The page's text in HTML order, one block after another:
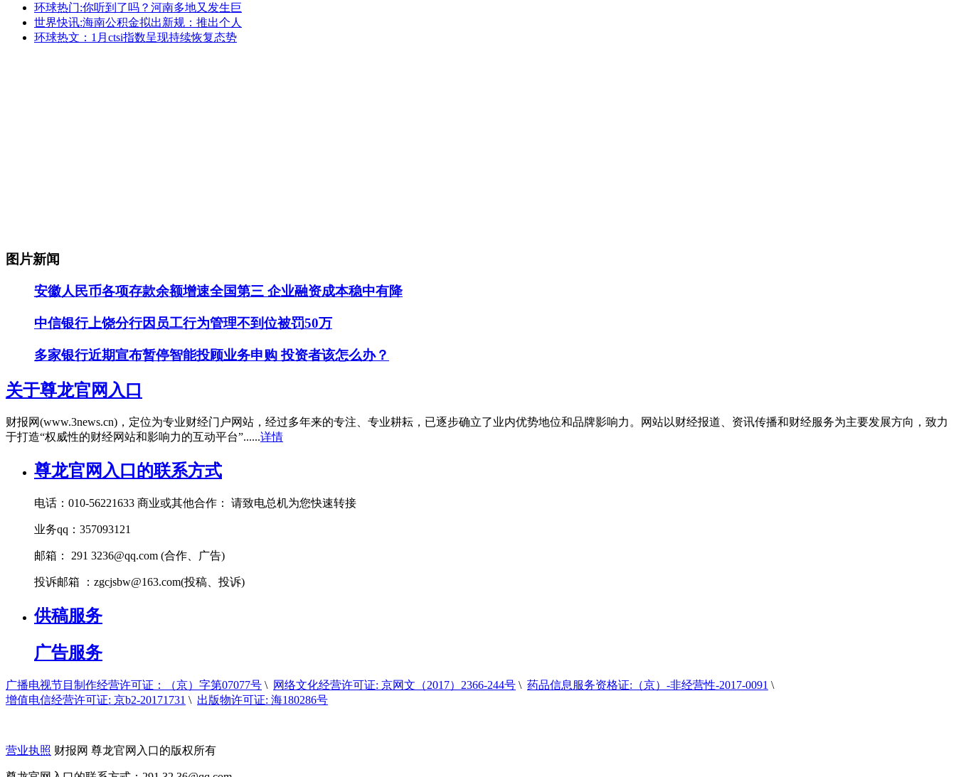
环球热门:你听到了吗？河南多地又发生巨
世界快讯:海南公积金拟出新规：推出个人
环球热文：1月ctsi指数呈现持续恢复态势
图片新闻
安徽人民币各项存款余额增速全国第三 企业融资成本稳中有降
中信银行上饶分行因员工行为管理不到位被罚50万
多家银行近期宣布暂停智能投顾业务申购 投资者该怎么办？
关于尊龙官网入口
财报网(www.3news.cn)，定位为专业财经门户网站，经过多年来的专注、专业耕耘，已逐步确立了业内优势地位和品牌影响力。网站以财经报道、资讯传播和财经服务为主要发展方向，致力
于打造“权威性的财经网站和影响力的互动平台”......详情
尊龙官网入口的联系方式
电话：010-56221633 商业或其他合作： 请致电总机为您快速转接
业务qq：357093121
邮箱： 291 3236@qq.com (合作、广告)
投诉邮箱 ： zgcjsbw@163.com(投稿、投诉)
供稿服务
广告服务
广播电视节目制作经营许可证：（京）字第07077号 \ 网络文化经营许可证: 京网文（2017）2366-244号 \ 药品信息服务资格证:（京）-非经营性-2017-0091 \
增值电信经营许可证: 京b2-20171731 \ 出版物许可证: 海180286号
营业执照 财报网 尊龙官网入口的版权所有